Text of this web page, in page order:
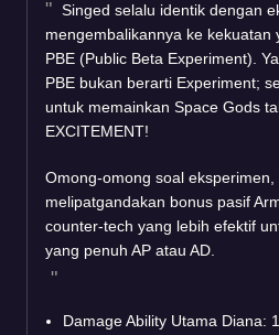
Singed selalu identik dengan
mengembalikannya ke kekuatan
PBE (Public Beta Experiment).
PBE bukan berarti Experiment;
untuk memainkan Space Gods
EXCITEMENT!
Omong-omong soal
melipatgandakan bonus pasif
counter-tech yang lebih efektif
yang penuh AP atau AD.
Damage Ability Utama Diana: